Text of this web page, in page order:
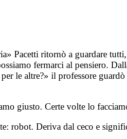
Pacetti ritornò a guardare
fermarci al pensiero.
le altre?» il professore
giusto. Certe volte lo
robot. Deriva dal ceco e